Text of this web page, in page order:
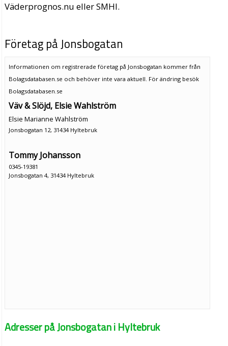
Väderprognos.nu eller SMHI.
Företag på Jonsbogatan
Informationen om registrerade företag på Jonsbogatan kommer från
Bolagsdatabasen.se och behöver inte vara aktuell. För ändring besök
Bolagsdatabasen.se
Väv & Slöjd, Elsie Wahlström
Elsie Marianne Wahlström
Jonsbogatan 12, 31434 Hyltebruk
Tommy Johansson
0345-19381
Jonsbogatan 4, 31434 Hyltebruk
Adresser på Jonsbogatan i Hyltebruk